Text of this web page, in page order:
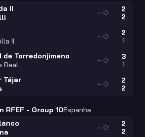
II
2
2
—
II
2
1
—
de Torredonjimeno
Real
3
1
—
Tájar
2
2
—
RFEF - Group 10Espanha
2
2
—